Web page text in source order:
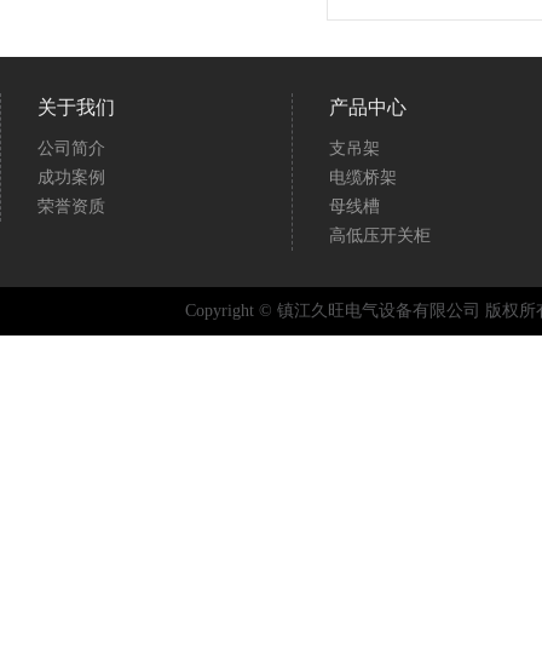
关于我们
公司简介
成功案例
荣誉资质
产品中心
支吊架
电缆桥架
母线槽
高低压开关柜
Copyright © 镇江久旺电气设备有限公司 版权所